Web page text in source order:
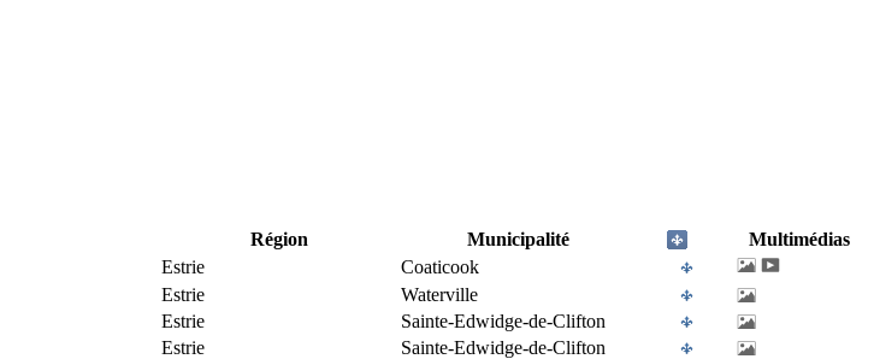
Région Municipalité
Multimédias
Estrie
Coaticook
Estrie
Waterville
Estrie
Sainte-Edwidge-de-Clifton
Estrie
Sainte-Edwidge-de-Clifton